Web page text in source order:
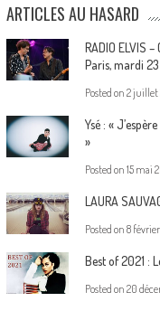
ARTICLES AU HASARD
RADIO ELVIS
Paris, mardi
Posted on 2 juillet
Ysé : «
»
Posted on 15 mai
LAURA
Posted on 8
Best of 2021 :
Posted on 20